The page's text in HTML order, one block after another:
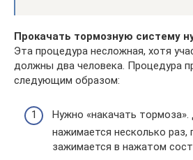
Прокачать тормозную систему
Эта процедура несложная, хотя
должны два человека. Процедура
следующим образом:
Нужно «накачать тормоза».
нажимается несколько раз,
зажимается в нажатом